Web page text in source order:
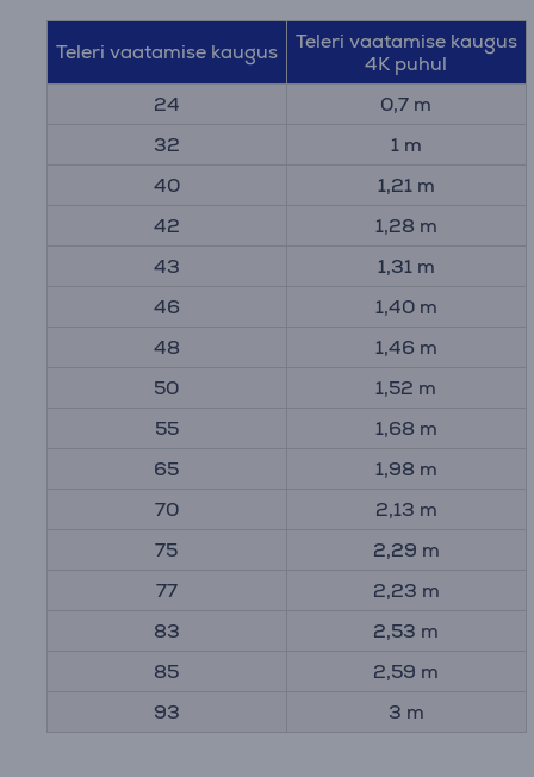
Teleri vaatamise kaugus
Teleri vaatamise kaugus
4K puhul
24
0,7 m
32
1 m
40
1,21 m
42
1,28 m
43
1,31 m
46
1,40 m
48
1,46 m
50
1,52 m
55
1,68 m
65
1,98 m
70
2,13 m
75
2,29 m
77
2,23 m
83
2,53 m
85
2,59 m
93
3 m